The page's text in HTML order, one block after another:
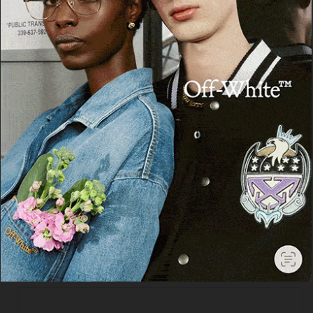
CRONACA
Incendio in una casa a Ghilarza, due morti
5 Marzo 2026, 11:41
Cerca